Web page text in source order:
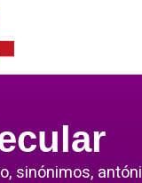
sinónimos,